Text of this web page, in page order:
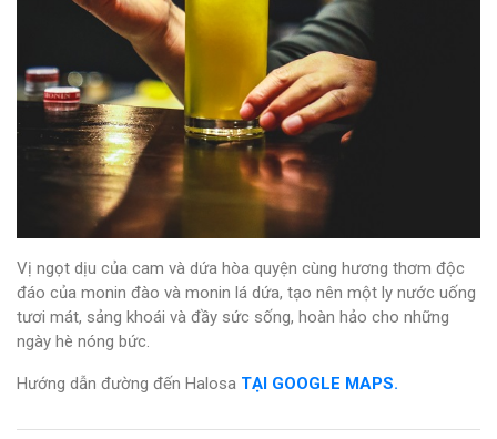
Vị ngọt dịu của cam và dứa hòa quyện cùng hương thơm độc
đáo của monin đào và monin lá dứa, tạo nên một ly nước uống
tươi mát, sảng khoái và đầy sức sống, hoàn hảo cho những
ngày hè nóng bức.
Hướng dẫn đường đến Halosa TẠI GOOGLE MAPS.